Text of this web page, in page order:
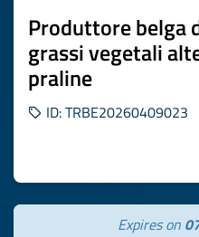
Produttore belga
grassi vegetali
praline
ID: TRBE20260409023
Expires on